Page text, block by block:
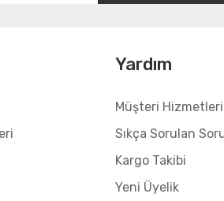
Yardım
Müşteri Hizmetleri
Sıkça Sorulan
Kargo Takibi
Yeni Üyelik